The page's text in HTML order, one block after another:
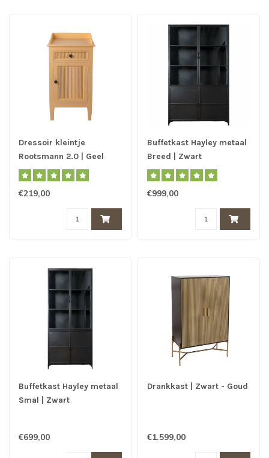
Dressoir kleintje
Rootsmann 2.0 | Geel
€219,00
Buffetkast Hayley metaal
Breed | Zwart
€999,00
Buffetkast Hayley metaal
Smal | Zwart
€699,00
Drankkast | Zwart - Goud
€1.599,00